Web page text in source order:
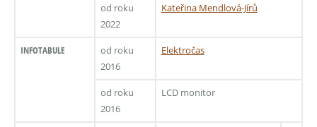
od roku
2022
Kateřina Mendlová-Jírů
INFOTABULE
od roku
2016
Elektročas
od roku
2016
LCD monitor